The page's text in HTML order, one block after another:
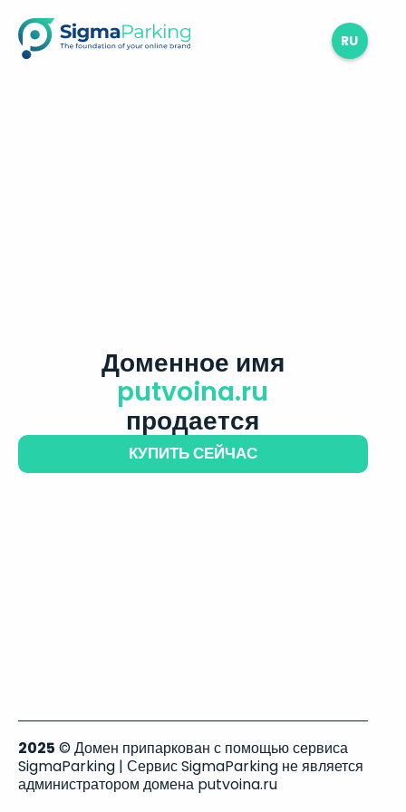
RU
Доменное имя
putvoina.ru
продается
КУПИТЬ СЕЙЧАС
2025 © Домен припаркован с помощью сервиса
SigmaParking | Сервис SigmaParking не является
администратором домена putvoina.ru